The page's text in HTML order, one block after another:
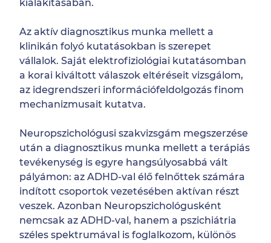
kialakításában.
Az aktív diagnosztikus munka mellett a
klinikán folyó kutatásokban is szerepet
vállalok. Saját elektrofiziológiai kutatásomban
a korai kiváltott válaszok eltéréseit vizsgálom,
az idegrendszeri információfeldolgozás finom
mechanizmusait kutatva.
Neuropszichológusi szakvizsgám megszerzése
után a diagnosztikus munka mellett a terápiás
tevékenység is egyre hangsúlyosabbá vált
pályámon: az ADHD-val élő felnőttek számára
indított csoportok vezetésében aktívan részt
veszek. Azonban Neuropszichológusként
nemcsak az ADHD-val, hanem a pszichiátria
széles spektrumával is foglalkozom, különös